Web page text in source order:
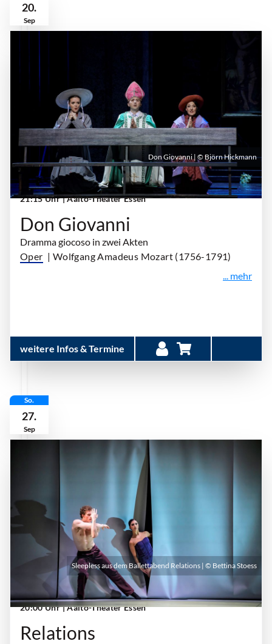
20.
Sep
Sonntag, 20. September 2026 | 18:00 Uhr -
21:15 Uhr| Aalto-Theater Essen
Don Giovanni
Dramma giocoso in zwei Akten
Oper | Wolfgang Amadeus Mozart (1756-1791)
... mehr
weitere Infos & Termine
Don Giovanni | © Björn Hickmann
So.
27.
Sep
Sonntag, 27. September 2026 | 18:00 Uhr -
20:00 Uhr| Aalto-Theater Essen
Relations
Sleepless aus dem Ballettabend Relations | © Bettina Stoess